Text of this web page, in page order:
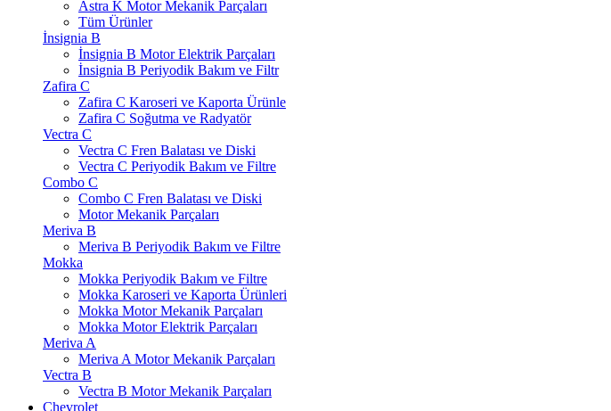
Astra K Motor Mekanik Parçaları
Tüm Ürünler
İnsignia B
İnsignia B Motor Elektrik Parçaları
İnsignia B Periyodik Bakım ve Filtr
Zafira C
Zafira C Karoseri ve Kaporta Ürünle
Zafira C Soğutma ve Radyatör
Vectra C
Vectra C Fren Balatası ve Diski
Vectra C Periyodik Bakım ve Filtre
Combo C
Combo C Fren Balatası ve Diski
Motor Mekanik Parçaları
Meriva B
Meriva B Periyodik Bakım ve Filtre
Mokka
Mokka Periyodik Bakım ve Filtre
Mokka Karoseri ve Kaporta Ürünleri
Mokka Motor Mekanik Parçaları
Mokka Motor Elektrik Parçaları
Meriva A
Meriva A Motor Mekanik Parçaları
Vectra B
Vectra B Motor Mekanik Parçaları
Chevrolet